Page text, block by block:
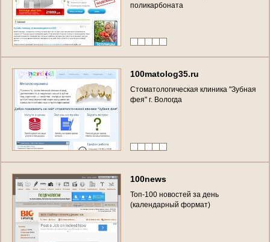
поликарбоната
100matolog35.ru
Стоматологическая клиника "Зубная
фея" г. Вологда
100news
Топ-100 новостей за день
(календарный формат)